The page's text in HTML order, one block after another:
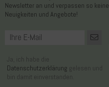
Newsletter an und verpassen so keine
Neuigkeiten und Angebote!
Ja, ich habe die
Datenschutzerklärung gelesen und
bin damit einverstanden.